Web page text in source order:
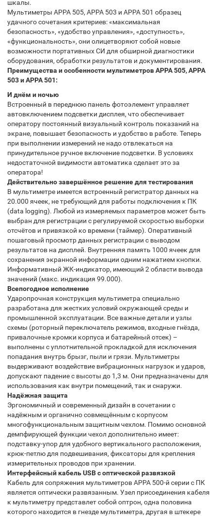
шкалы.
Мультиметры APPA 505, APPA 503 и APPA 501 образец
удачного сочетания критериев: «максимальная
безопасность», «удобство управления», «доступность»,
«функциональность», они олицетворяют собой новые
возможности портативных СИ для обширной диагностики
оборудования, обработки результатов и документирования.
Преимущества и особенности мультиметров APPA 505, APPA
503 и APPA 501:
И днём и ночью
Встроенный в переднюю панель фотоэлемент управляет
автовключением подсветки дисплея, что обеспечивает
оператору постоянный визуальный контроль показаний на
экране, повышает безопасность и удобство в работе. Теперь
при выполнении измерений не надо отвлекаться на
принудительное ручное включение подсветки. В условиях
недостаточной видимости автоматика сделает это за
оператора!
Действительно завершённое решение для тестирования
В мультиметре имеется встроенный регистратор данных на
20.000 ячеек, не требующий для работы подключения к ПК
(data logging). Любой из измеряемых параметров может быть
выбран для регистрации с регулируемой скоростью выборки
отсчётов и привязкой ко времени (таймер). Оперативный
пошаговый просмотр данных регистрации с выводом
результатов на дисплей. Внутренняя память 1000 ячеек для
сохранения экранной информации одним нажатием кнопки.
Информативный ЖК-индикатор, имеющий 2 области вывода
значений (макс. индикация 99.000).
Всепогодное исполнение
Ударопрочная конструкция мультиметра специально
разработана для жестких условий окружающей среды и
промышленной эксплуатации. Все важные детали и узлы
схемы (роторный переключатель режимов, входные гнёзда,
привалочные кромки корпуса и батарейный отсек) –
выполнены с уплотнительной прокладкой для исключения
попадания внутрь брызг, пыли и грязи. Мультиметры
выдерживают воздействие вибрационных нагрузок и ударов,
допускают падение с высоты до 1,3 м. Они предназначены для
использования как внутри помещений, так и снаружи.
Надёжная защита
Эргономичный и современный дизайн в сочетании с
надёжным и органично совмещённым с корпусом
многофункциональным защитным чехлом. Помимо основной
демпфирующей функции чехол дополнительно имеет:
подставку-упор для удобного вертикального расположения,
крюк-петлю для подвешивания, фиксаторы для крепления
измерительных проводов при хранении.
Интерфейсный кабель USB с оптической развязкой
Кабель для сопряжения мультиметров APPA 500-й серии с ПК
является оптически развязанным. Узел присоединения кабеля
к мультиметру представлет собой оптрон, одна половина
которого находится в гнезде мультиметра, другая в штекере